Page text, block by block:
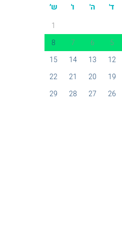
ד' ה' ו' ש׳
1
5
6
7
8
12
13
14
15
19
20
21
22
26
27
28
29